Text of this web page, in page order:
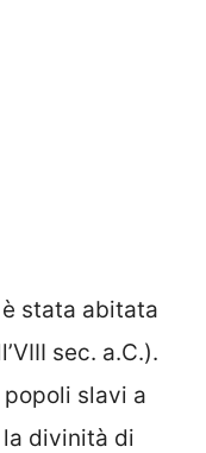
stata abitata
sec. a.C.).
slavi a
la divinità di